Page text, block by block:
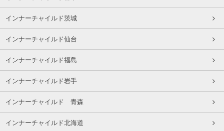
インナーチャイルド茨城
インナーチャイルド仙台
インナーチャイルド福島
インナーチャイルド岩手
インナーチャイルド 青森
インナーチャイルド北海道